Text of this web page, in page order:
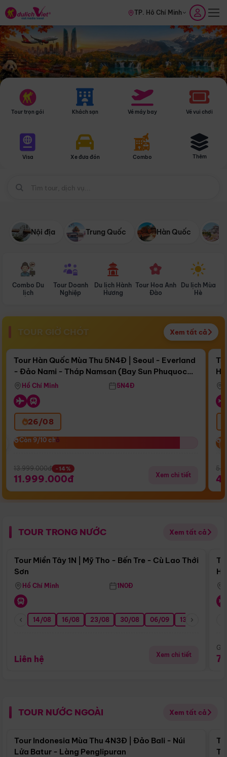
TP. Hồ Chí Minh
Tour trọn gói Khách sạn Vé máy bay Vé vui chơi
Visa Xe đưa đón Combo Thêm
Nội địa Trung Quốc Hàn Quốc
Combo Du
lịch
Tour Doanh
Nghiệp
Du lịch Hành
Hương
Tour Hoa Anh
Đào
Du lịch Mùa
Hè
TOUR GIỜ CHÓT Xem tất cả
Còn16 ngày 17:41:15
Bay Sun Phuquoc Airways
Điểm nổi bật
Tour Hàn Quốc Mùa Thu 5N4Đ | Seoul - Everland
- Đảo Nami - Tháp Namsan (Bay Sun Phuquoc
Airways)
Hồ Chí Minh 5N4Đ
26/08
Còn 9/10 chỗ
Còn 9/10 chỗ
13.999.000đ -14%
11.999.000đ Xem chi tiết
TOUR TRONG NƯỚC Xem tất cả
Điểm nổi bật
Tour Miền Tây 1N | Mỹ Tho - Bến Tre - Cù Lao Thới
Sơn
Hồ Chí Minh 1N0Đ
14/08 16/08 23/08 30/08 06/09 13/09
Liên hệ Xem chi tiết
TOUR NƯỚC NGOÀI Xem tất cả
Điểm nổi bật
Tour Indonesia Mùa Thu 4N3Đ | Đảo Bali - Núi
Lửa Batur - Làng Penglipuran